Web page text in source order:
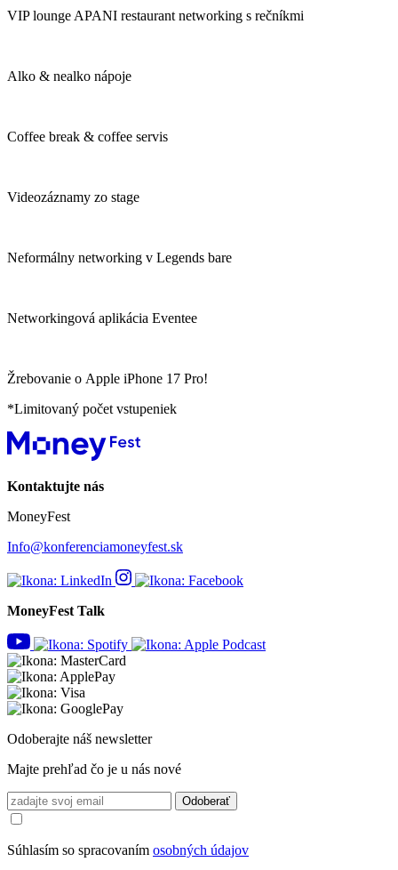
VIP lounge APANI restaurant networking s rečníkmi
Alko & nealko nápoje
Coffee break & coffee servis
Videozáznamy zo stage
Neformálny networking v Legends bare
Networkingová aplikácia Eventee
Žrebovanie o Apple iPhone 17 Pro!
*Limitovaný počet vstupeniek
Kontaktujte nás
MoneyFest
Info@konferenciamoneyfest.sk
MoneyFest Talk
Odoberajte náš newsletter
Majte prehľad čo je u nás nové
Odoberať
Súhlasím so spracovaním osobných údajov